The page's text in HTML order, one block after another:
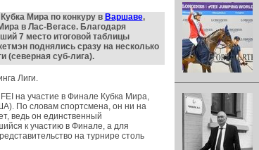
Мира по конкуру в Варшаве,
в Лас-Вегасе. Благодаря
7 место итоговой таблицы
поднялись сразу на несколько
(северная суб-лига).
Лиги.
на участие в Финале Кубка Мира,
По словам спортсмена, он ни на
ведь он единственный
к участию в Финале, а для
на турнире столь